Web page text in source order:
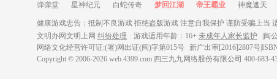
弹弹堂 星神纪元 白蛇传奇 梦回江湖 帝王霸业 神魔遮天
健康游戏忠告：抵制不良游戏 拒绝盗版游戏 注意自我保护 谨防受骗上当
文明办网文明上网 纠纷处理 游戏适用年龄：16+ 未成年人家长监护 闽
网络文化经营许可证:(署)网出证(闽)字第015号
新广出审[2016]2807号
Copyright © 2006-2026 web.4399.com 四三九九网络股份有限公司 400-683-